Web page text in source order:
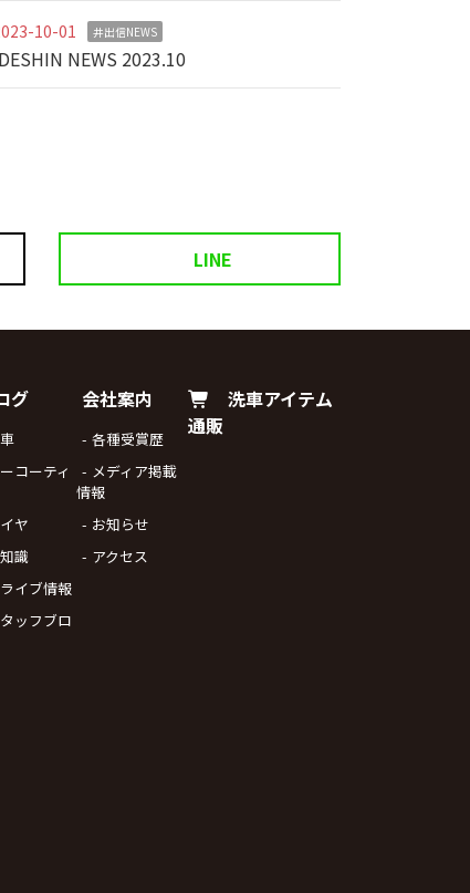
10-01 井出信NEWS
NEWS 2023.10
LINE
グ
コーティ
ヤ
識
イブ情報
ッフブロ
会社案内
各種受賞歴
メディア掲載
情報
お知らせ
アクセス
洗車アイテム
通販